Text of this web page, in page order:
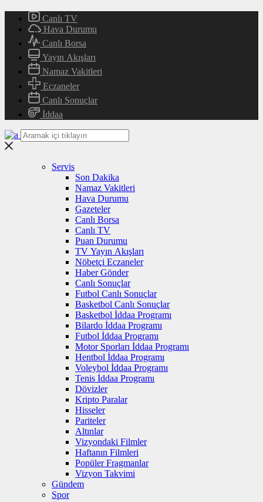
Canlı TV
Hava Durumu
Canlı Borsa
Yayın Akışları
Namaz Vakitleri
Eczaneler
Canlı Sonuçlar
İddaa
Servis
Son Dakika
Namaz Vakitleri
Hava Durumu
Gazeteler
Canlı Borsa
Canlı TV
Puan Durumu
TV Yayın Akışları
Nöbetçi Eczaneler
Haber Gönder
Canlı Sonuçlar
Futbol Canlı Sonuçlar
Basketbol Canlı Sonuçlar
Basketbol İddaa Programı
Bilardo İddaa Programı
Futbol İddaa Programı
Motor Sporları İddaa Programı
Hentbol İddaa Programı
Voleybol İddaa Programı
Tenis İddaa Programı
Dövizler
Kripto Paralar
Hisseler
Pariteler
Altınlar
Vizyondaki Filmler
Haftanın Filmleri
Popüler Fragmanlar
Vizyon Takvimi
Gündem
Spor